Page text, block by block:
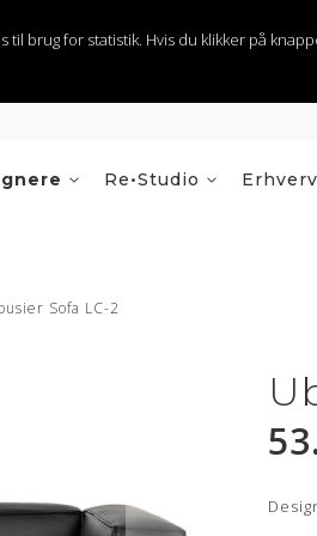
brug for statistik. Hvis du klikker på
Re•Studio Erhverv
Sofa LC-2